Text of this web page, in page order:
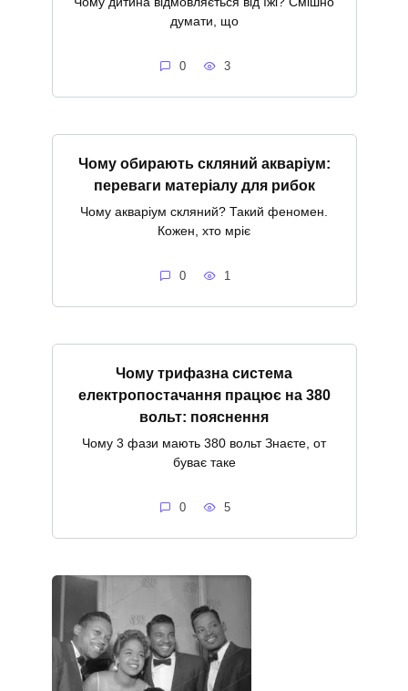
думати, що
0 3
Чому обирають скляний акваріум:
переваги матеріалу для рибок
Чому акваріум скляний? Такий феномен.
Кожен, хто мріє
0 1
Чому трифазна система
електропостачання працює на 380
вольт: пояснення
Чому 3 фази мають 380 вольт Знаєте, от
буває таке
0 5